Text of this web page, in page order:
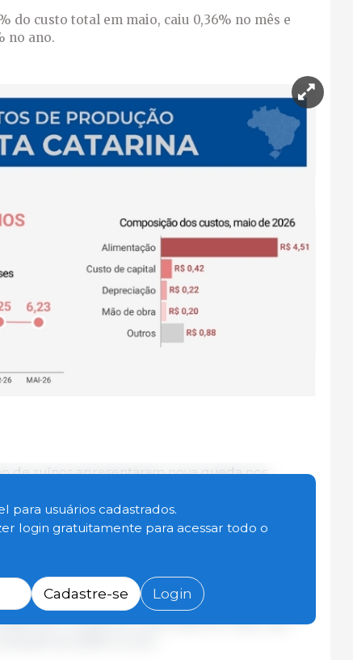
do custo total em maio, caiu 0,36% no mês e
no ano.
de suínos apresentaram nova queda nos
de Inteligência de Aves e Suínos (CIAS),
e-aves/cias.
de 0,37%, com o ICPSuíno em 356,33 pontos.
o índice apresenta queda de 3,87% e, em 12
por 72,45% do custo total em maio, caiu
para usuários cadastrados.
login gratuitamente para acessar todo o
Cadastre-se Login